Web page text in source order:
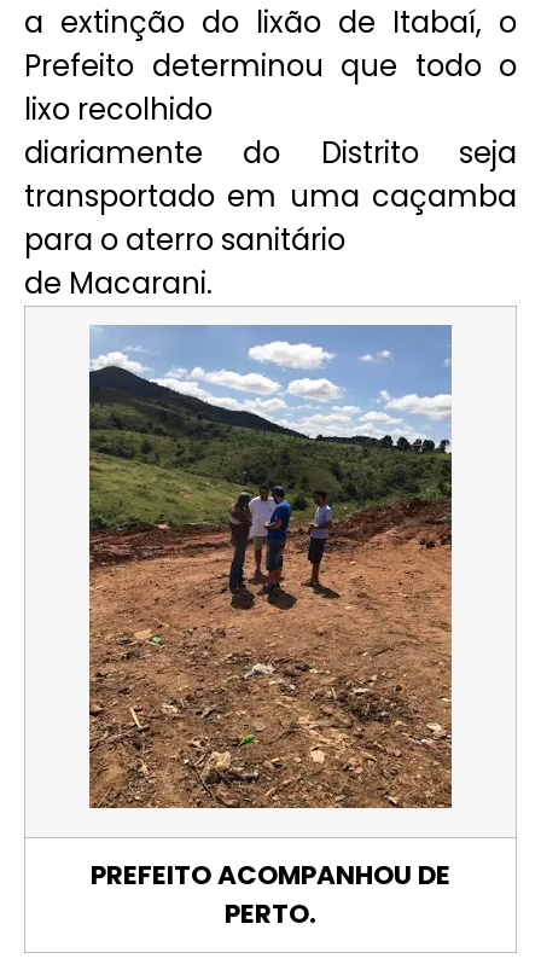
a extinção do lixão de Itabaí, o
Prefeito determinou que todo o
lixo recolhido
diariamente do Distrito seja
transportado em uma caçamba
para o aterro sanitário
de Macarani.
PREFEITO ACOMPANHOU DE
PERTO.